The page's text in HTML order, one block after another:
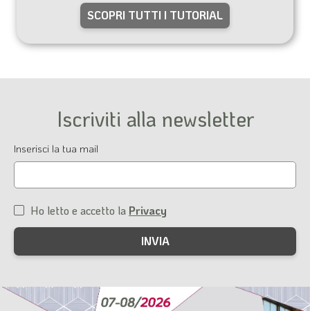
SCOPRI TUTTI I TUTORIAL
Iscriviti alla newsletter
Email
Inserisci la tua mail
Condizioni
di
Ho letto e accetto la Privacy